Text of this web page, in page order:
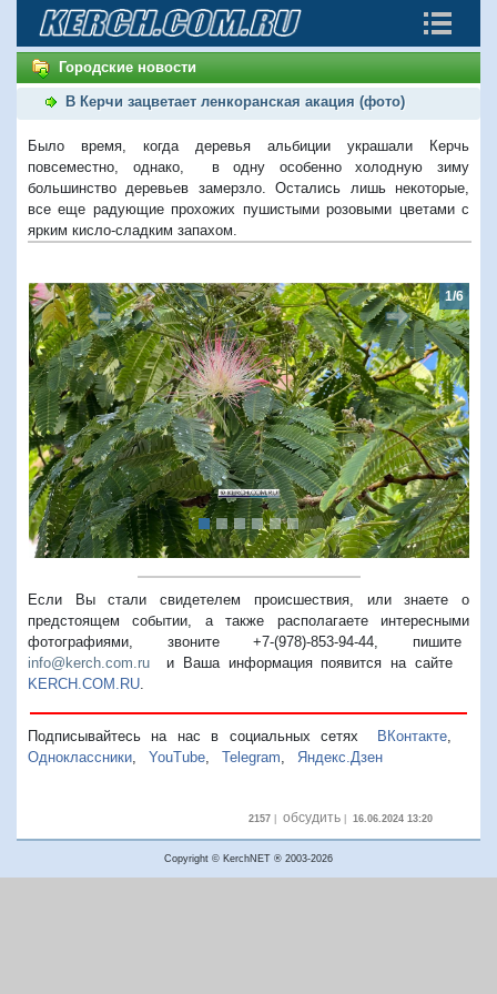
Городские новости
В Керчи зацветает ленкоранская акация (фото)
Было время, когда деревья альбиции украшали Керчь
повсеместно, однако, в одну особенно холодную зиму
большинство деревьев замерзло. Остались лишь некоторые,
все еще радующие прохожих пушистыми розовыми цветами с
ярким кисло-сладким запахом.
1/6
Предыдущий
Если Вы стали свидетелем происшествия, или знаете о
предстоящем событии, а также располагаете интересными
фотографиями, звоните +7-(978)-853-94-44, пишите
info@kerch.com.ru и Ваша информация появится на сайте
KERCH.COM.RU.
Подписывайтесь на нас в социальных сетях ВКонтакте,
Одноклассники, YouTube, Telegram, Яндекс.Дзен
2157| обсудить| 16.06.2024 13:20
Copyright © KerchNET ® 2003-2026